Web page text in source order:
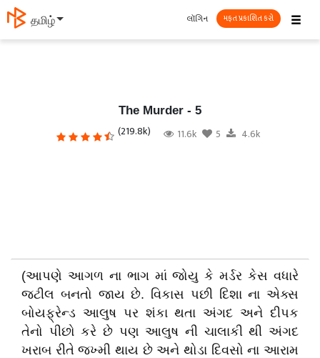
தமிழ் ☰
લૉગિન મફત પ્રકાશિત કરો
The Murder - 5
(219.8k) 11.6k 5 4.6k
(આપણે આગળ ના ભાગ માં જોયુ કે મર્ડર કેસ વધારે
જટીલ બનતો જાય છે. વિકાસ પછી દિશા ના એક્સ
બોયફ્રેન્ડ આલુષ પર શંકા થતા અંગદ અને દીપક
તેનો પીછો કરે છે પણ આલુષ ની ચાલાકી થી અંગદ
ખરાબ રીતે જખ્મી થાય છે અને થોડા દિવસો ના આરામ